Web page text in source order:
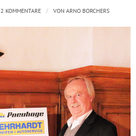
2 KOMMENTARE / VONARNO BORCHERS